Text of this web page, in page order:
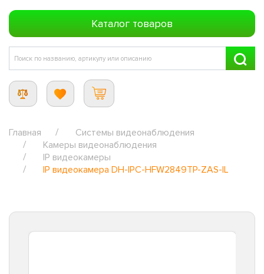
Каталог товаров
Главная
Системы видеонаблюдения
Камеры видеонаблюдения
IP видеокамеры
IP видеокамера DH-IPC-HFW2849TP-ZAS-IL